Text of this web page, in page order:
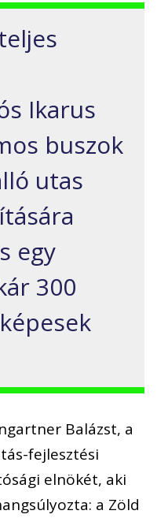
Ikarus
buszok
utas
egy
300
Balázst, a
fejlesztési
elnökét, aki
a Zöld